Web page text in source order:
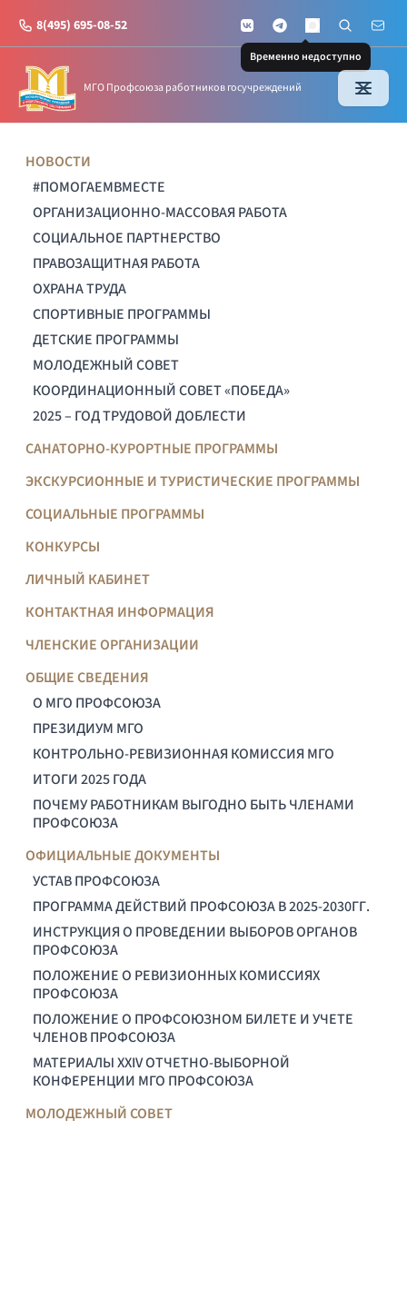
8(495) 695-08-52 VKontakteTelegramMAX
Временно недоступно
Поиск по
Почта
МГО Профсоюза работников госучреждений
НОВОСТИ
#ПОМОГАЕМВМЕСТЕ
ОРГАНИЗАЦИОННО-МАССОВАЯ РАБОТА
СОЦИАЛЬНОЕ ПАРТНЕРСТВО
ПРАВОЗАЩИТНАЯ РАБОТА
ОХРАНА ТРУДА
СПОРТИВНЫЕ ПРОГРАММЫ
ДЕТСКИЕ ПРОГРАММЫ
МОЛОДЕЖНЫЙ СОВЕТ
КООРДИНАЦИОННЫЙ СОВЕТ «ПОБЕДА»
2025 – ГОД ТРУДОВОЙ ДОБЛЕСТИ
САНАТОРНО-КУРОРТНЫЕ ПРОГРАММЫ
ЭКСКУРСИОННЫЕ И ТУРИСТИЧЕСКИЕ ПРОГРАММЫ
СОЦИАЛЬНЫЕ ПРОГРАММЫ
КОНКУРСЫ
ЛИЧНЫЙ КАБИНЕТ
КОНТАКТНАЯ ИНФОРМАЦИЯ
ЧЛЕНСКИЕ ОРГАНИЗАЦИИ
ОБЩИЕ СВЕДЕНИЯ
О МГО ПРОФСОЮЗА
ПРЕЗИДИУМ МГО
КОНТРОЛЬНО-РЕВИЗИОННАЯ КОМИССИЯ МГО
ИТОГИ 2025 ГОДА
ПОЧЕМУ РАБОТНИКАМ ВЫГОДНО БЫТЬ ЧЛЕНАМИ
ПРОФСОЮЗА
ОФИЦИАЛЬНЫЕ ДОКУМЕНТЫ
УСТАВ ПРОФСОЮЗА
ПРОГРАММА ДЕЙСТВИЙ ПРОФСОЮЗА В 2025-2030ГГ.
ИНСТРУКЦИЯ О ПРОВЕДЕНИИ ВЫБОРОВ ОРГАНОВ
ПРОФСОЮЗА
ПОЛОЖЕНИЕ О РЕВИЗИОННЫХ КОМИССИЯХ
ПРОФСОЮЗА
ПОЛОЖЕНИЕ О ПРОФСОЮЗНОМ БИЛЕТЕ И УЧЕТЕ
ЧЛЕНОВ ПРОФСОЮЗА
МАТЕРИАЛЫ XXIV ОТЧЕТНО-ВЫБОРНОЙ
КОНФЕРЕНЦИИ МГО ПРОФСОЮЗА
МОЛОДЕЖНЫЙ СОВЕТ